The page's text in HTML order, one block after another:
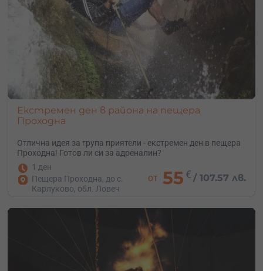
Екстремен ден в района на пещера
Проходна
Отлична идея за група приятели - екстремен ден в пещера
Проходна! Готов ли си за адреналин?
1 ден
Пещера Проходна, до с.
Карлуково, обл. Ловеч
от 55 € /107.57 лв.